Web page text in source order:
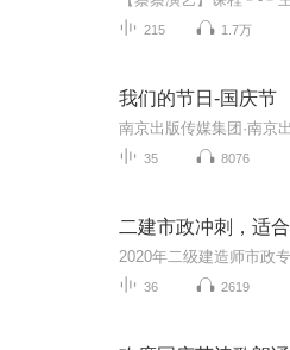
215 1.7万
我们的节日-国庆节
35 8076
二建市政冲刺，适
36 2619